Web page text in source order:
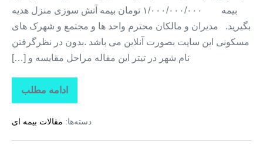
بیمه ۱/۰۰۰/۰۰۰/۰۰۰ تومان بیمه آتش سوزی منزل هدیه
بگیرید. مدیران و مالکان محترم واحد ها و مجتمع و شهرک های
مسکونی این سایت بصورت آنلاین می باشد .بدون در نظرگرفتن
نام شهر در تیتر این مقاله مراحل مقایسه و […]
ادامه مطلب
خرید
بیمه
+
بیمه
دسته‌ها: مقالات بیمه ای